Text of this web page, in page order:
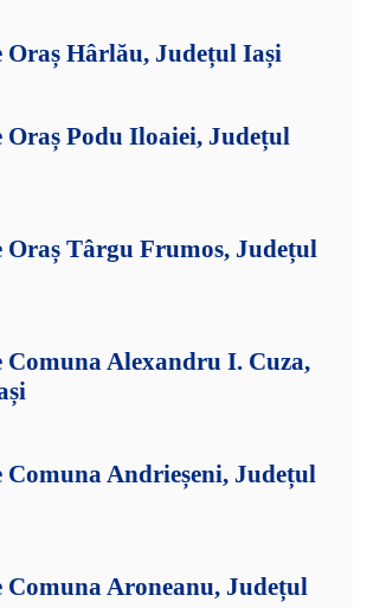
Oraș Hârlău, Județul Iași
Oraș Podu Iloaiei, Județul
Oraș Târgu Frumos, Județul
Comuna Alexandru I. Cuza,
Comuna Andrieșeni, Județul
Comuna Aroneanu, Județul